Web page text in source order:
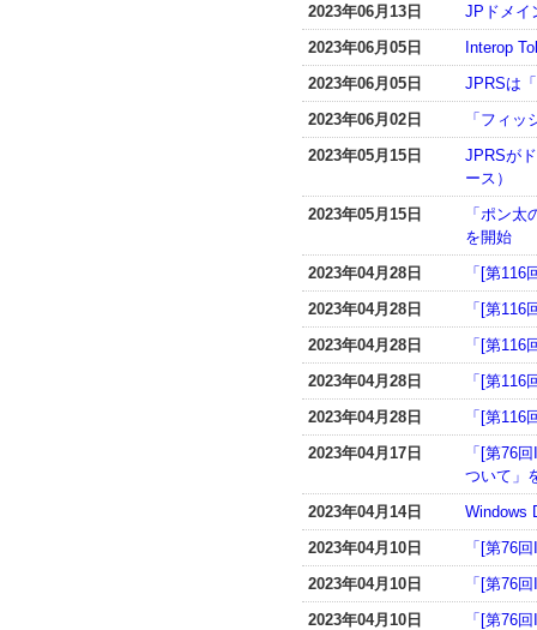
2023年06月13日
JPドメイ
2023年06月05日
Interop
2023年06月05日
JPRSは
2023年06月02日
「フィ
2023年05月15日
JPRSが
ース）
2023年05月15日
「ポン
を開始
2023年04月28日
「[第
2023年04月28日
「[第
2023年04月28日
「[第
2023年04月28日
「[第
2023年04月28日
「[第
2023年04月17日
「[第76
ついて」
2023年04月14日
Windows
2023年04月10日
「[第76
2023年04月10日
「[第76
2023年04月10日
「[第76